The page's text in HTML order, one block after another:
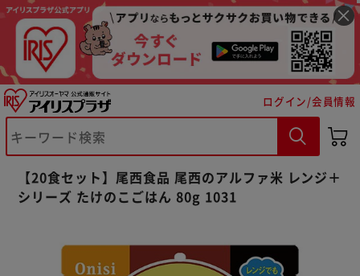
ログイン/会員情報
【20食セット】尾西食品 尾西のアルファ米 レンジ＋
シリーズ たけのこごはん 80g 1031
※ご確認ください
カートに入れる 購入手続きへ